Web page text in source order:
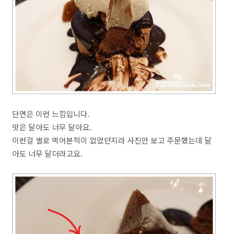
단면은 이런 느낌입니다.
맛은 달아도 너무 달아요.
이런걸 별로 먹어본적이 없었던지라 사진만 보고 주문했는데 달
아도 너무 달더라고요.